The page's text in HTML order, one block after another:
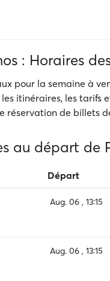
: Horaires
pour la semaine à
itinéraires, les tarifs
réservation de billets
au départ de
Départ
Aug. 06 , 13:15
Aug. 06 , 13:15